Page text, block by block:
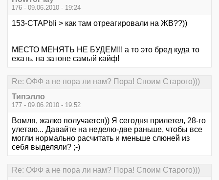
176 - 09.06.2010 - 19:24
153-CTAPbIi > как там отреагировали на ЖВ??))
МЕСТО МЕНЯТЬ НЕ БУДЕМ!!! а то это бред куда то
ехать, на затоне самый кайф!
Re: ОФФ а не пора ли нам? Пора! Споим Старого)))
Типэлло
177 - 09.06.2010 - 19:52
Вомля, жалко получается)) Я сегодня прилетел, 28-го
улетаю... Давайте на неделю-две раньше, чтобы все
могли нормально расчитать и меньше слюней из
себя выделяли? ;-)
Re: ОФФ а не пора ли нам? Пора! Споим Старого)))